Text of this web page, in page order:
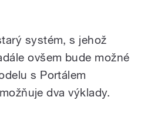
systém, s jehož
ovšem bude možné
s Portálem
dva výklady.